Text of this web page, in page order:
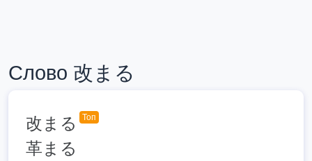
Слово 改まる
改まる Топ
革まる